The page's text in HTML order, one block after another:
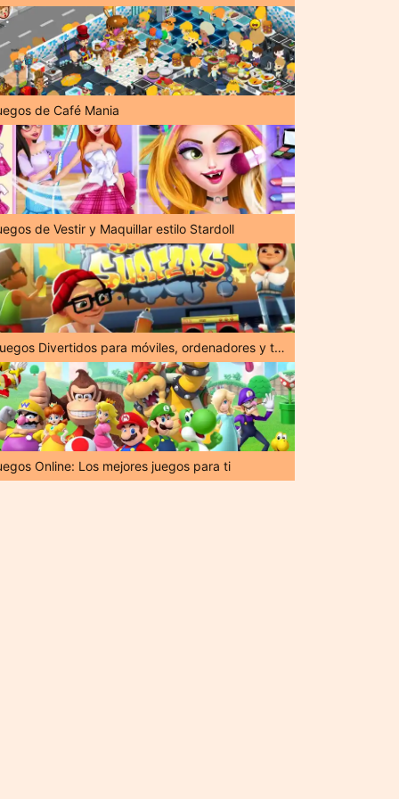
de Café Mania
de Vestir y Maquillar estilo Stardoll
¡Juegos Divertidos para móviles, ordenadores y tabletas!
Online: Los mejores juegos para ti